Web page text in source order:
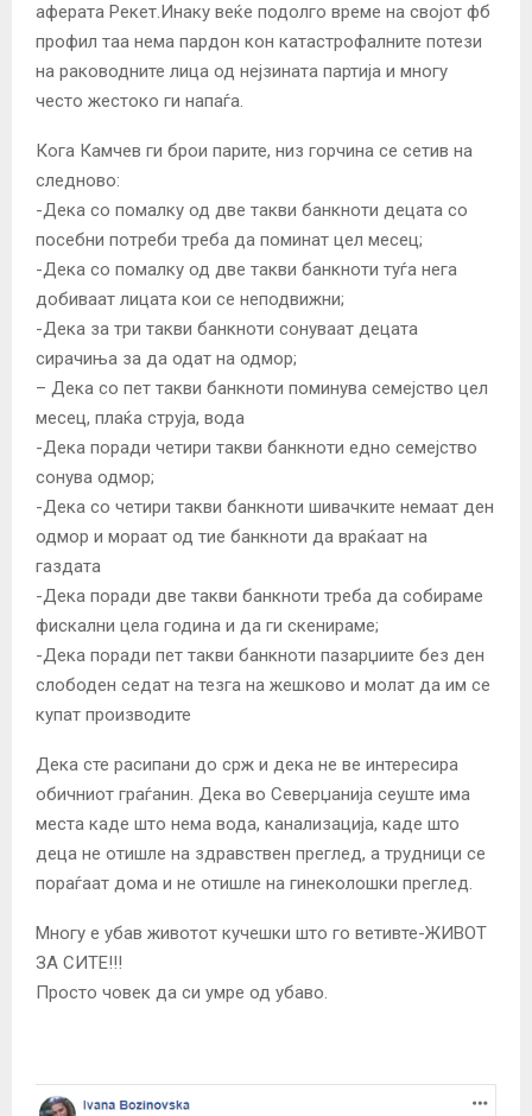
аферата Рекет.Инаку веќе подолго време на својот фб
профил таа нема пардон кон катастрофалните потези
на раководните лица од нејзината партија и многу
често жестоко ги напаѓа.
Кога Камчев ги брои парите, низ горчина се сетив на
следново:
-Дека со помалку од две такви банкноти децата со
посебни потреби треба да поминат цел месец;
-Дека со помалку од две такви банкноти туѓа нега
добиваат лицата кои се неподвижни;
-Дека за три такви банкноти сонуваат децата
сирачиња за да одат на одмор;
– Дека со пет такви банкноти поминува семејство цел
месец, плаќа струја, вода
-Дека поради четири такви банкноти едно семејство
сонува одмор;
-Дека со четири такви банкноти шивачките немаат ден
одмор и мораат од тие банкноти да враќаат на
газдата
-Дека поради две такви банкноти треба да собираме
фискални цела година и да ги скенираме;
-Дека поради пет такви банкноти пазарџиите без ден
слободен седат на тезга на жешково и молат да им се
купат производите
Дека сте расипани до срж и дека не ве интересира
обичниот граѓанин. Дека во Северџанија сеуште има
места каде што нема вода, канализација, каде што
деца не отишле на здравствен преглед, а трудници се
пораѓаат дома и не отишле на гинеколошки преглед.
Многу е убав животот кучешки што го ветивте-ЖИВОТ
ЗА СИТЕ!!!
Просто човек да си умре од убаво.